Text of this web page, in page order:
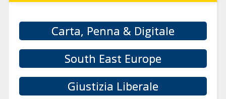
Carta, Penna & Digitale
South East Europe
Giustizia Liberale